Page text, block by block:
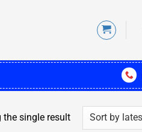
the single result